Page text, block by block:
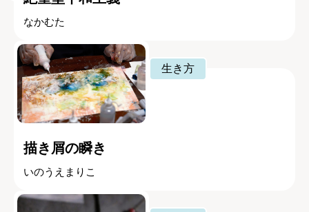
なかむた
生き方
描き屑の瞬き
いのうえまりこ